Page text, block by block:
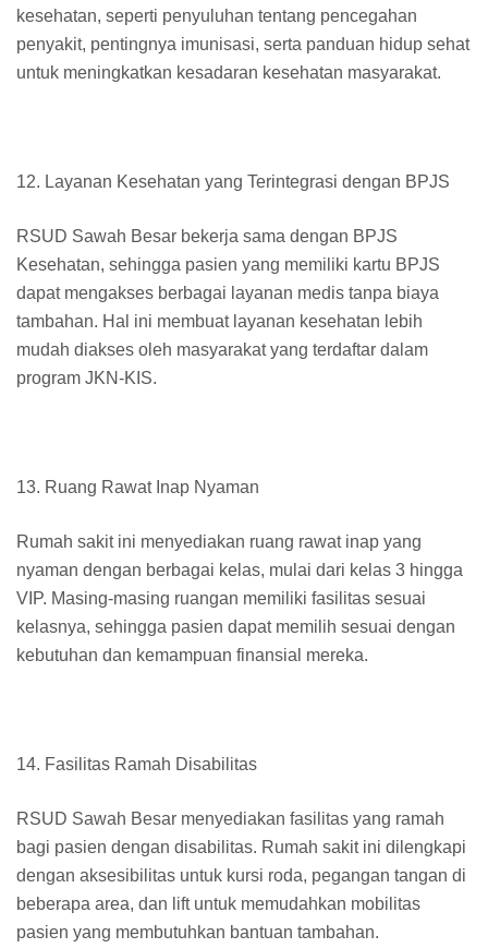
kesehatan, seperti penyuluhan tentang pencegahan
penyakit, pentingnya imunisasi, serta panduan hidup sehat
untuk meningkatkan kesadaran kesehatan masyarakat.
12. Layanan Kesehatan yang Terintegrasi dengan BPJS
RSUD Sawah Besar bekerja sama dengan BPJS
Kesehatan, sehingga pasien yang memiliki kartu BPJS
dapat mengakses berbagai layanan medis tanpa biaya
tambahan. Hal ini membuat layanan kesehatan lebih
mudah diakses oleh masyarakat yang terdaftar dalam
program JKN-KIS.
13. Ruang Rawat Inap Nyaman
Rumah sakit ini menyediakan ruang rawat inap yang
nyaman dengan berbagai kelas, mulai dari kelas 3 hingga
VIP. Masing-masing ruangan memiliki fasilitas sesuai
kelasnya, sehingga pasien dapat memilih sesuai dengan
kebutuhan dan kemampuan finansial mereka.
14. Fasilitas Ramah Disabilitas
RSUD Sawah Besar menyediakan fasilitas yang ramah
bagi pasien dengan disabilitas. Rumah sakit ini dilengkapi
dengan aksesibilitas untuk kursi roda, pegangan tangan di
beberapa area, dan lift untuk memudahkan mobilitas
pasien yang membutuhkan bantuan tambahan.